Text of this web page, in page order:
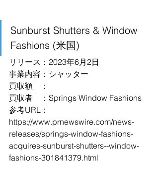
Sunburst Shutters & Window
Fashions (米国)
リリース：2023年6月2日
事業内容：シャッター
買収額　：
買収者　：Springs Window Fashions
参考URL：
https://www.prnewswire.com/news-
releases/springs-window-fashions-
acquires-sunburst-shutters--window-
fashions-301841379.html